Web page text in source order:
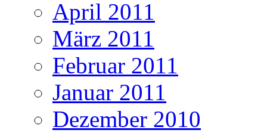
April 2011
März 2011
Februar 2011
Januar 2011
Dezember 2010